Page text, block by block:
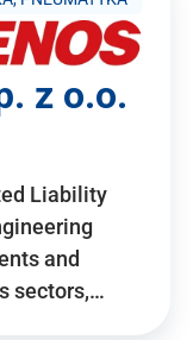
z o.o.
Liability
and
sectors,…